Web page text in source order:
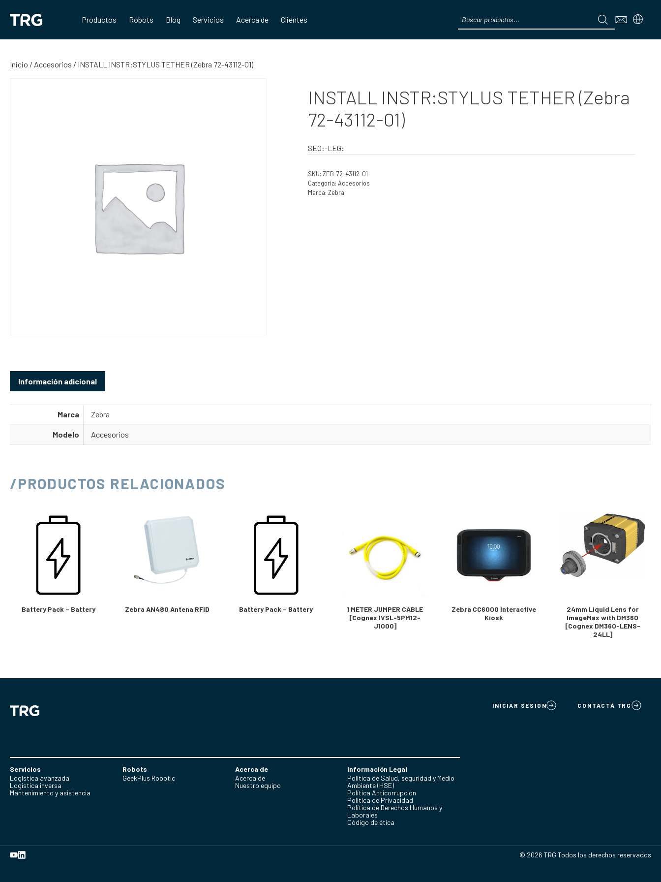
contenido
Productos Robots Blog Servicios Acerca de Clientes
search
Inicio / Accesorios / INSTALL INSTR:STYLUS TETHER (Zebra 72-43112-01)
INSTALL INSTR:STYLUS TETHER (Zebra
72-43112-01)
SEO:-LEG:
SKU: ZEB-72-43112-01
Categoría: Accesorios
Marca: Zebra
Información adicional
Marca Zebra
Modelo Accesorios
/PRODUCTOS RELACIONADOS
Battery Pack – Battery Zebra AN480 Antena RFID Battery Pack – Battery
1 METER JUMPER CABLE
[Cognex IVSL-5PM12-
J1000]
Zebra CC6000 Interactive
Kiosk
24mm Liquid Lens for
ImageMax with DM360
[Cognex DM360-LENS-
24LL]
INICIAR SESION CONTACTÁ TRG
Servicios
Logística avanzada
Logística inversa
Mantenimiento y asistencia
Robots
GeekPlus Robotic
Acerca de
Acerca de
Nuestro equipo
Información Legal
Política de Salud, seguridad y Medio
Ambiente (HSE)
Política Anticorrupción
Politica de Privacidad
Política de Derechos Humanos y
Laborales
Código de ética
© 2026 TRG Todos los derechos reservados